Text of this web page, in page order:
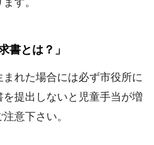
す。
書とは？」
まれた場合には必ず市役所に
提出しないと児童手当が増
意下さい。